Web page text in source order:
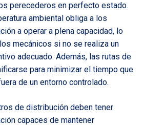
perecederos en perfecto estado.
ambiental obliga a los
a operar a plena capacidad, lo
mecánicos si no se realiza un
adecuado. Además, las rutas de
para minimizar el tiempo que
de un entorno controlado.
de distribución deben tener
capaces de mantener